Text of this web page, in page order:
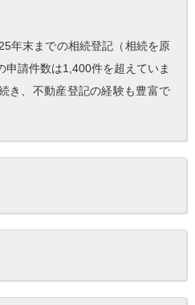
年末までの相続登記（相続を原
申請件数は1,400件を超えていま
き、不動産登記の経験も豊富で